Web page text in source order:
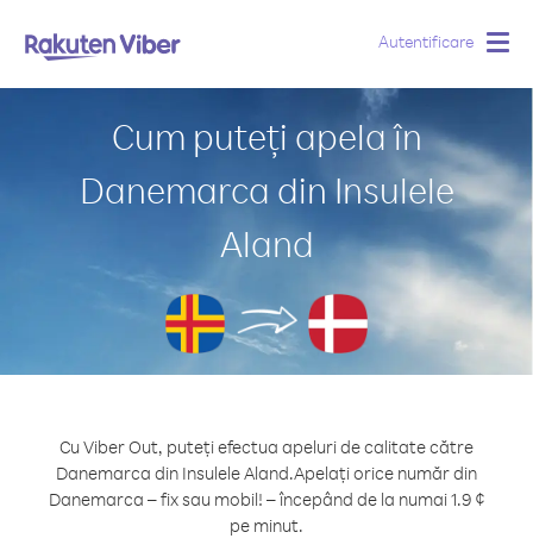
Autentificare
Cum puteți apela în
Danemarca din Insulele
Aland
Cu Viber Out, puteți efectua apeluri de calitate către
Danemarca din Insulele Aland.Apelați orice număr din
Danemarca – fix sau mobil! – începând de la numai 1.9 ¢
pe minut.